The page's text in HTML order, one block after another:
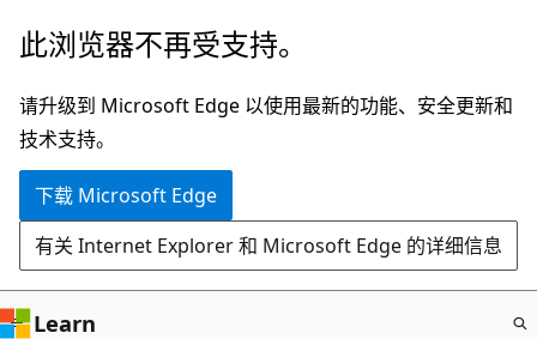
跳
主
要
内
此浏览器不再受支持。
请升级到 Microsoft Edge 以使用最新的功能、安全更新和
技术支持。
下载 Microsoft Edge
有关 Internet Explorer 和 Microsoft Edge 的详细信息
Learn